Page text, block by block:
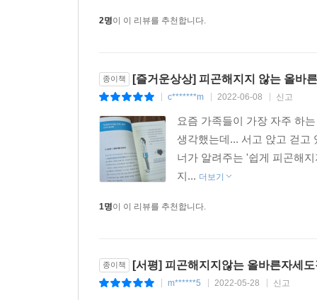
일러스트가 있어 이해하기 쉬워요.
이 책에서 배운 대로 걸어보니 산책이 즐거워졌
주는 법과 서는 자세를 의식해서 피곤하지 않게 지
몇 번이고 다시 읽고 있어요. 일상생활의 모든
사소한 동작 하나하나가 몸에 좋은 영향을 미치는
피로 예방 비법이 많아요! 나이 탓인지 쉽게 피
-아마존 리뷰 중에서
2명이 이 리뷰를 추천합니다.
종이책 [즐거운상상] 피곤해지지 않는 올바
c*******m 2022-06-08 신고
요즘 가족들이 가장 자주 하
생각했는데... 서고 앉고 걷고
너가 알려주는 '쉽게 피곤해
지... 더보기
1명이 이 리뷰를 추천합니다.
종이책 [서평] 피곤해지지않는 올바른자세
m******5 2022-05-28 신고